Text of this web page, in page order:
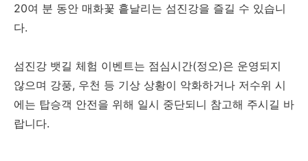
20여 분 동안 매화꽃 흩날리는 섬진강을 즐길 수 있습니
다.
섬진강 뱃길 체험 이벤트는 점심시간(정오)은 운영되지
않으며 강풍, 우천 등 기상 상황이 악화하거나 저수위 시
에는 탑승객 안전을 위해 일시 중단되니 참고해 주시길 바
랍니다.